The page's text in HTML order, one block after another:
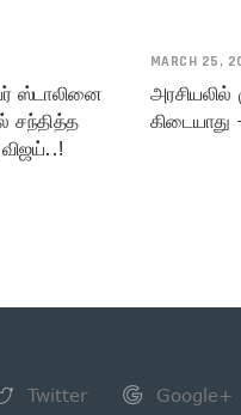
ஸ்டாலினை
சந்தித்த
MARCH 25,
அரசியலில்
Twitter Google+